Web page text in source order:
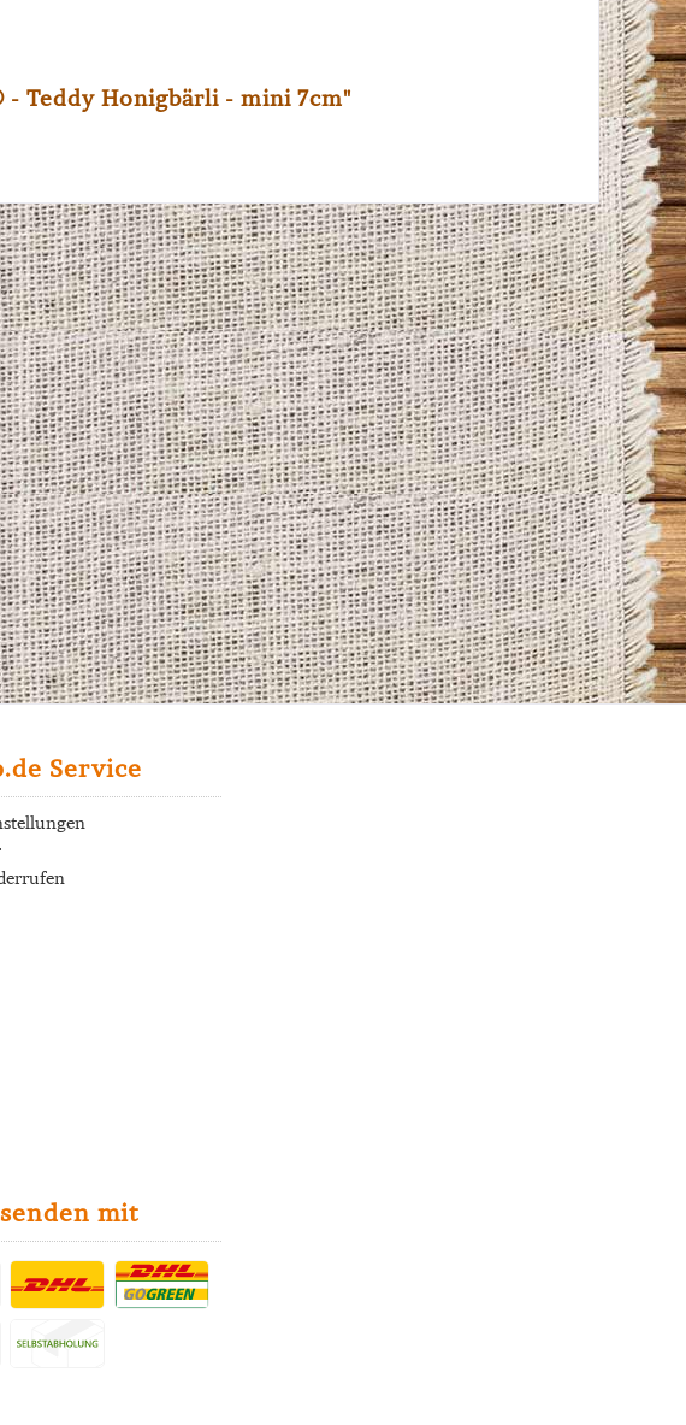
Teddy Honigbärli - mini 7cm"
Service
mit